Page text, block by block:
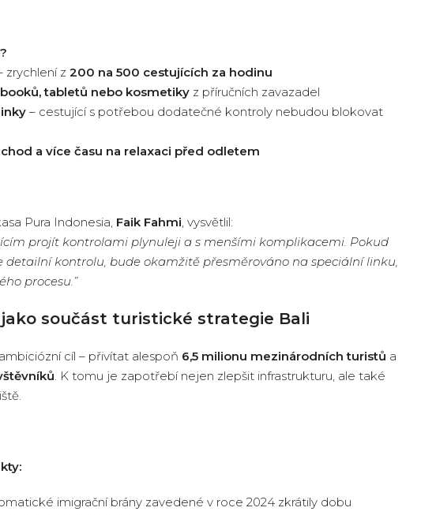
zrychlení z 200 na 500 cestujících za hodinu
tabletů nebo kosmetiky z příručních zavazadel
– cestující s potřebou dodatečné kontroly nebudou blokovat
a více času na relaxaci před odletem
Pura Indonesia, Faik Fahmi , vysvětlil:
projít kontrolami plynuleji a s menšími komplikacemi. Pokud
kontrolu, bude okamžitě přesměrováno na speciální linku,
procesu.”
součást turistické strategie Bali
cíl – přivítat alespoň 6,5 milionu mezinárodních turistů a
. K tomu je zapotřebí nejen zlepšit infrastrukturu, ale také
imigrační brány zavedené v roce 2024 zkrátily dobu